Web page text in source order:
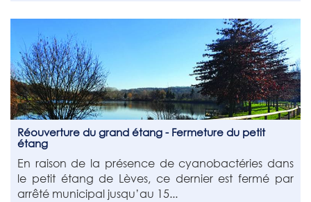
Réouverture du grand étang - Fermeture du petit
étang
En raison de la présence de cyanobactéries dans
le petit étang de Lèves, ce dernier est fermé par
arrêté municipal jusqu’au 15...